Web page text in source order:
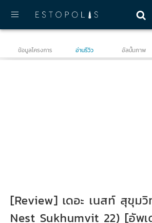
ข้อมูลโครงการ อ่านรีวิว อัลบั้มภาพ
[Review] เดอะ เนสท์ สุขุม
Nest Sukhumvit 22) [อัพ